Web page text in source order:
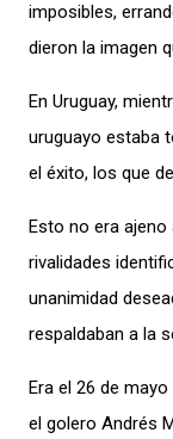
imposibles,
dieron la imagen
En Uruguay,
uruguayo estaba
el éxito, los que
Esto no era ajeno
rivalidades
unanimidad
respaldaban a la
Era el 26 de
el golero Andrés